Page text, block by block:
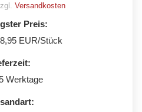
Versandkosten
Preis:
EUR/Stück
Werktage